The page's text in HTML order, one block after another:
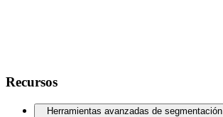
Recursos
Herramientas avanzadas de segmentación